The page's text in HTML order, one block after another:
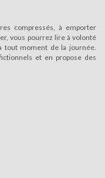
compressés, à emporter
vous pourrez lire à volonté
tout moment de la journée.
et en propose des